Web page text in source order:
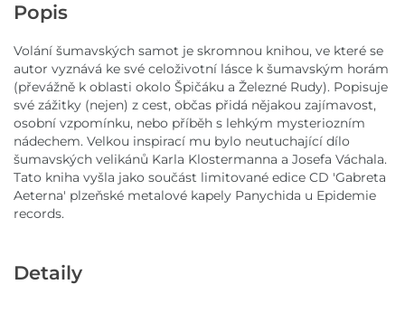
Popis
Volání šumavských samot je skromnou knihou, ve které se
autor vyznává ke své celoživotní lásce k šumavským horám
(převážně k oblasti okolo Špičáku a Železné Rudy). Popisuje
své zážitky (nejen) z cest, občas přidá nějakou zajímavost,
osobní vzpomínku, nebo příběh s lehkým mysteriozním
nádechem. Velkou inspirací mu bylo neutuchající dílo
šumavských velikánů Karla Klostermanna a Josefa Váchala.
Tato kniha vyšla jako součást limitované edice CD 'Gabreta
Aeterna' plzeňské metalové kapely Panychida u Epidemie
records.
Detaily